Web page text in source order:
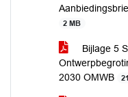
2 MB
Bijlage 5
2030 OMWB